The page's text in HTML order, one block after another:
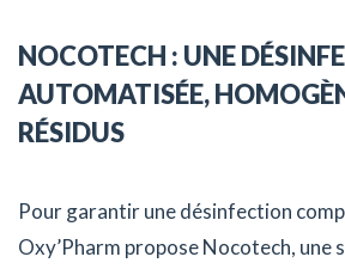
NOCOTECH : UNE
AUTOMATISÉE,
RÉSIDUS
Pour garantir une désinfection
Oxy’Pharm propose Nocotech, une